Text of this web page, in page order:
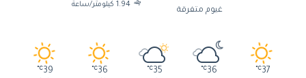
غيوم متفرقة
1.94 كيلومتر/ساعة
37
℃
36
℃
35
℃
36
℃
39
℃